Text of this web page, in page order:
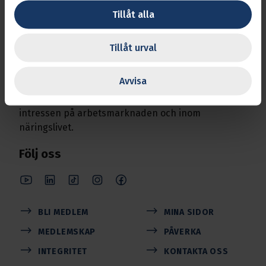
Tillåt alla
Tillåt urval
Avvisa
Svenska Transport­arbetare­förbundet
intressen på arbetsmarknaden och inom
näringslivet.
Följ oss
BLI MEDLEM
MINA SIDOR
MEDLEMSKAP
PÅVERKA
INTEGRITET
KONTAKTA OSS